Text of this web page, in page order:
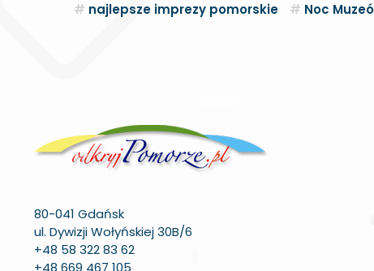
najlepsze imprezy pomorskie
Noc
80-041 Gdańsk
ul. Dywizji Wołyńskiej 30B/6
+48 58 322 83 62
+48 669 467 105